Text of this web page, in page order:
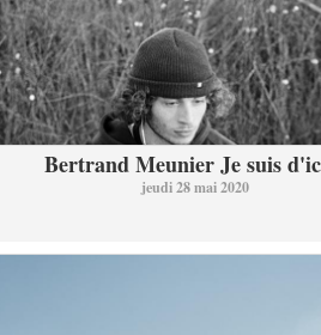
Bertrand Meunier Je suis
jeudi 28 mai 2020